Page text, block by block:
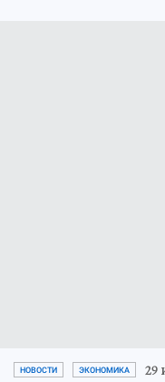
НОВОСТИ ЭКОНОМИКА 29